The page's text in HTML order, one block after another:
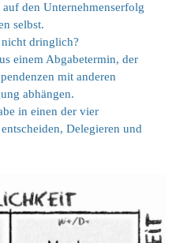
den Unternehmenserfolg
selbst.
dringlich?
einem Abgabetermin, der
mit anderen
abhängen.
in einen der vier
Delegieren und